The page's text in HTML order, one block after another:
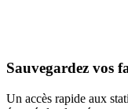
Sauvegardez vos
Un accès rapide aux